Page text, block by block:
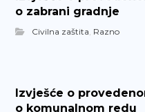
o zabrani gradnje
Civilna zaštita, Razno
Izvješće o
o komunalnom redu